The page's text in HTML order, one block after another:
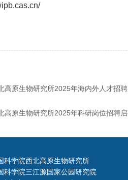
高原生物研究所2025年海内外人才招
高原生物研究所2025年科研岗位招聘
科学院西北高原生物研究所
科学院三江源国家公园研究院